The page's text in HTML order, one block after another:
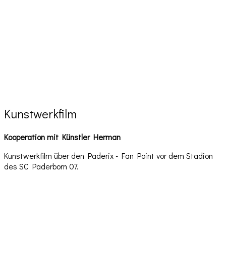
Kunstwerkfilm
Kooperation mit Künstler Herman
Kunstwerkfilm über den Paderix - Fan Point vor dem Stadion
des SC Paderborn 07.